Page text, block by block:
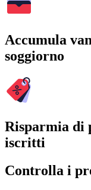
Accumula
soggiorno
Risparmia di
iscritti
Controlla i